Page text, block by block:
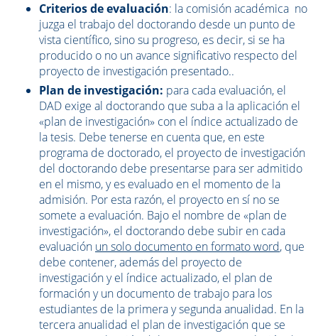
Criterios de evaluación: la comisión académica no
juzga el trabajo del doctorando desde un punto de
vista científico, sino su progreso, es decir, si se ha
producido o no un avance significativo respecto del
proyecto de investigación presentado..
Plan de investigación: para cada evaluación, el
DAD exige al doctorando que suba a la aplicación el
«plan de investigación» con el índice actualizado de
la tesis. Debe tenerse en cuenta que, en este
programa de doctorado, el proyecto de investigación
del doctorando debe presentarse para ser admitido
en el mismo, y es evaluado en el momento de la
admisión. Por esta razón, el proyecto en sí no se
somete a evaluación. Bajo el nombre de «plan de
investigación», el doctorando debe subir en cada
evaluación un solo documento en formato word, que
debe contener, además del proyecto de
investigación y el índice actualizado, el plan de
formación y un documento de trabajo para los
estudiantes de la primera y segunda anualidad. En la
tercera anualidad el plan de investigación que se